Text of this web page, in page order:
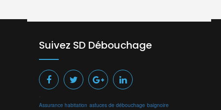
Suivez SD Débouchage
Assurance habitation astuces de débouchage baignoire